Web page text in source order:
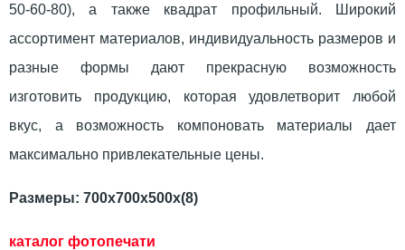
50-60-80), а также квадрат профильный. Широкий
ассортимент материалов, индивидуальность размеров и
разные формы дают прекрасную возможность
изготовить продукцию, которая удовлетворит любой
вкус, а возможность компоновать материалы дает
максимально привлекательные цены.
Размеры: 700х700х500х(8)
каталог фотопечати